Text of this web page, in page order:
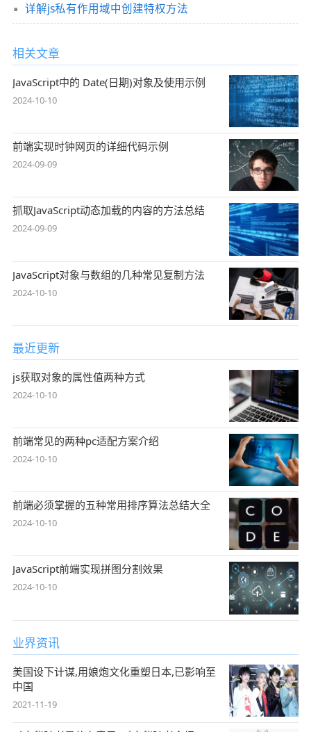
详解js私有作用域中创建特权方法
相关文章
JavaScript中的 Date(日期)对象及使用示例
2024-10-10
前端实现时钟网页的详细代码示例
2024-09-09
抓取JavaScript动态加载的内容的方法总结
2024-09-09
JavaScript对象与数组的几种常见复制方法
2024-10-10
最近更新
js获取对象的属性值两种方式
2024-10-10
前端常见的两种pc适配方案介绍
2024-10-10
前端必须掌握的五种常用排序算法总结大全
2024-10-10
JavaScript前端实现拼图分割效果
2024-10-10
业界资讯
美国设下计谋,用娘炮文化重塑日本,已影响至
中国
2021-11-19